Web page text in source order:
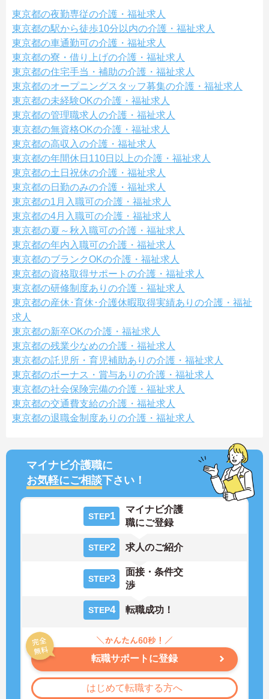
東京都の夜勤専従の介護・福祉求人
東京都の駅から徒歩10分以内の介護・福祉求人
東京都の車通勤可の介護・福祉求人
東京都の寮・借り上げの介護・福祉求人
東京都の住宅手当・補助の介護・福祉求人
東京都のオープニングスタッフ募集の介護・福祉求人
東京都の未経験OKの介護・福祉求人
東京都の管理職求人の介護・福祉求人
東京都の無資格OKの介護・福祉求人
東京都の高収入の介護・福祉求人
東京都の年間休日110日以上の介護・福祉求人
東京都の土日祝休の介護・福祉求人
東京都の日勤のみの介護・福祉求人
東京都の1月入職可の介護・福祉求人
東京都の4月入職可の介護・福祉求人
東京都の夏～秋入職可の介護・福祉求人
東京都の年内入職可の介護・福祉求人
東京都のブランクOKの介護・福祉求人
東京都の資格取得サポートの介護・福祉求人
東京都の研修制度ありの介護・福祉求人
東京都の産休･育休･介護休暇取得実績ありの介護・福祉
求人
東京都の新卒OKの介護・福祉求人
東京都の残業少なめの介護・福祉求人
東京都の託児所・育児補助ありの介護・福祉求人
東京都のボーナス・賞与ありの介護・福祉求人
東京都の社会保険完備の介護・福祉求人
東京都の交通費支給の介護・福祉求人
東京都の退職金制度ありの介護・福祉求人
マイナビ介護職に
お気軽にご相談下さい！
STEP1
マイナビ介護
職にご登録
STEP2 求人のご紹介
STEP3
面接・条件交
渉
STEP4 転職成功！
転職サポートに登録
はじめて転職する方へ